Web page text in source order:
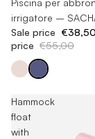
Piscina per
irrigatore –
Sale price €38,50
price €55,00
Hammock
float
with